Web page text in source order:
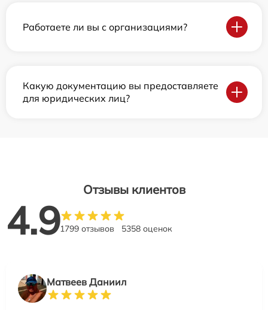
Работаете ли вы с организациями?
Какую документацию вы предоставляете
для юридических лиц?
Отзывы клиентов
4.91799 отзывов 5358 оценок
Матвеев Даниил